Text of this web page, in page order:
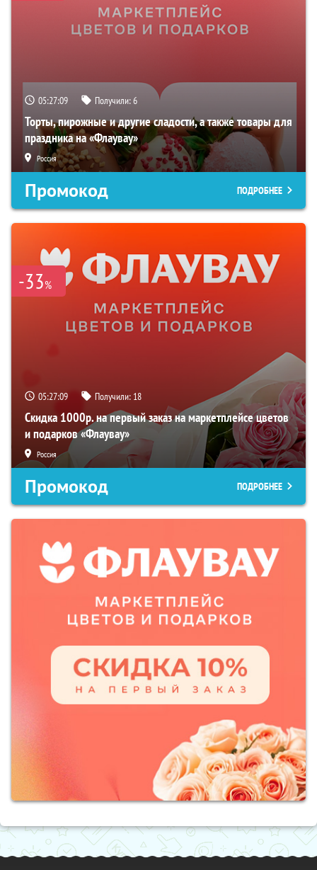
05:27:08 Получили:6
Торты, пирожные и другие сладости, а также товары для
праздника на «Флаувау»
Россия
Промокод ПОДРОБНЕЕ
-33%
05:27:08 Получили: 18
Скидка 1000р. на первый заказ на маркетплейсе цветов
и подарков «Флаувау»
Россия
Промокод ПОДРОБНЕЕ